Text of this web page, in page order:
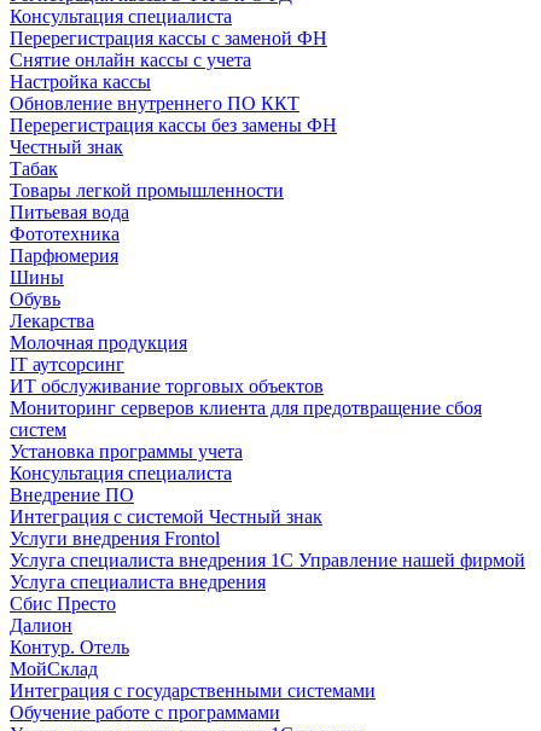
Консультация специалиста
Перерегистрация кассы с заменой ФН
Снятие онлайн кассы с учета
Настройка кассы
Обновление внутреннего ПО ККТ
Перерегистрация кассы без замены ФН
Честный знак
Табак
Товары легкой промышленности
Питьевая вода
Фототехника
Парфюмерия
Шины
Обувь
Лекарства
Молочная продукция
IT аутсорсинг
ИТ обслуживание торговых объектов
Мониторинг серверов клиента для предотвращение сбоя
систем
Установка программы учета
Консультация специалиста
Внедрение ПО
Интеграция с системой Честный знак
Услуги внедрения Frontol
Услуга специалиста внедрения 1С Управление нашей фирмой
Услуга специалиста внедрения
Сбис Престо
Далион
Контур. Отель
МойСклад
Интеграция с государственными системами
Обучение работе с программами